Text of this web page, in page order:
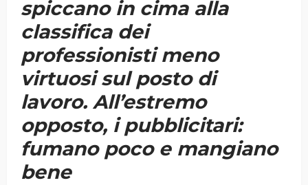
spiccano in cima alla
classifica dei
professionisti meno
virtuosi sul posto di
lavoro. All’estremo
opposto, i pubblicitari:
fumano poco e mangiano
bene